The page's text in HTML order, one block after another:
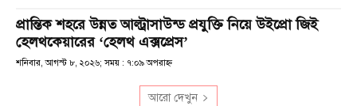
প্রান্তিক শহরে উন্নত আল্ট্রাসাউন্ড প্রযুক্তি নিয়ে উইপ্রো জিই
হেলথকেয়ারের ‘হেলথ এক্সপ্রেস’
শনিবার, আগস্ট ৮, ২০২৬; সময় : ৭:০৯ অপরাহ্ণ
আরো দেখুন